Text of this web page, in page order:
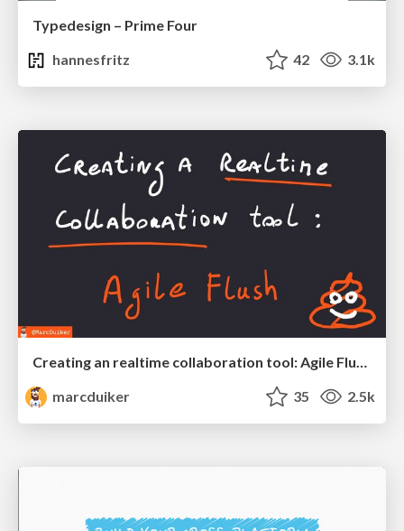
Typedesign – Prime Four
hannesfritz
42 3.1k
Creating an realtime collaboration tool: Agile Flush - .NET Oxford
marcduiker
35 2.5k